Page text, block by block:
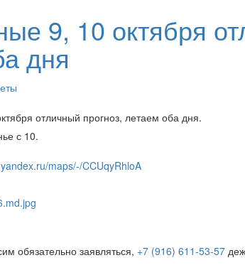
9, 10 октября
дня
отличный прогноз, летаем оба дня.
с 10.
yandex.ru/maps/-/CCUqyRhloA
обязательно заявляться, +7 (916) 611-53-57